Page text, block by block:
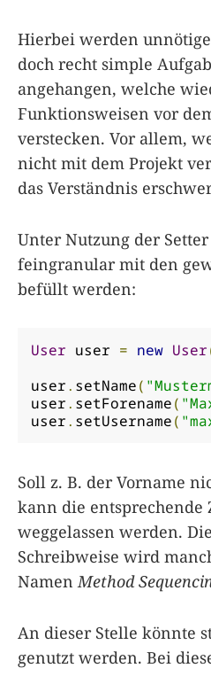
Hierbei werden
doch recht simple
angehangen, welche
Funktionsweisen vor
verstecken. Vor allem,
nicht mit dem Projekt
das Verständnis
Unter Nutzung der
feingranular mit den
befüllt werden:
User user = new User
user. setName(
user. setForename(
user. setUsername(
Soll z. B. der Vorname
kann die entsprechende
weggelassen werden.
Schreibweise wird
Namen Method
An dieser Stelle könnte
genutzt werden. Bei